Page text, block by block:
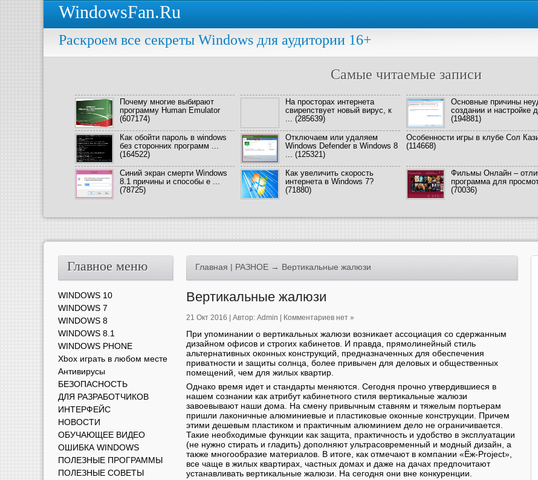
WindowsFan.Ru
Раскроем все секреты Windows для аудитории 16+
Самые читаемые записи
Почему многие выбирают
программу Human Emulator
(607174)
На просторах интернета
свирепствует новый вирус, к
... (285639)
Основные причины
создании и настройке
(194881)
Как обойти пароль в windows
без сторонних программ ...
(164522)
Отключаем или удаляем
Windows Defender в Windows 8
... (125321)
Особенности игры в клубе Сол
(114668)
Синий экран смерти Windows
8.1 причины и способы е ...
(78725)
Как увеличить скорость
интернета в Windows 7?
(71880)
Фильмы Онлайн –
программа для
(70036)
Главная | РАЗНОЕ → Вертикальные жалюзи
Вертикальные жалюзи
21 Окт 2016 | Автор: Admin Комментариев нет »
При упоминании о вертикальных жалюзи возникает ассоциация со сдержанным
дизайном офисов и строгих кабинетов. И правда, прямолинейный стиль
альтернативных оконных конструкций, предназначенных для обеспечения
приватности и защиты солнца, более привычен для деловых и общественных
помещений, чем для жилых квартир.
Однако время идет и стандарты меняются. Сегодня прочно утвердившиеся в
нашем сознании как атрибут кабинетного стиля вертикальные жалюзи
завоевывают наши дома. На смену привычным ставням и тяжелым портьерам
пришли лаконичные алюминиевые и пластиковые оконные конструкции. Причем
этими дешевым пластиком и практичным алюминием дело не ограничивается.
Такие необходимые функции как защита, практичность и удобство в эксплуатации
(не нужно стирать и гладить) дополняют ультрасовременный и модный дизайн, а
также многообразие материалов. В итоге, как отмечают в компании «Ёж-Project»,
все чаще в жилых квартирах, частных домах и даже на дачах предпочитают
устанавливать вертикальные жалюзи. На сегодня они вне конкуренции.
Главное меню
WINDOWS 10
WINDOWS 7
WINDOWS 8
WINDOWS 8.1
WINDOWS PHONE
Xbox играть в любом месте
Антивирусы
БЕЗОПАСНОСТЬ
ДЛЯ РАЗРАБОТЧИКОВ
ИНТЕРФЕЙС
НОВОСТИ
ОБУЧАЮЩЕЕ ВИДЕО
ОШИБКА WINDOWS
ПОЛЕЗНЫЕ ПРОГРАММЫ
ПОЛЕЗНЫЕ СОВЕТЫ